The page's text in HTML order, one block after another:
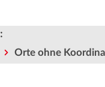
:
Orte ohne